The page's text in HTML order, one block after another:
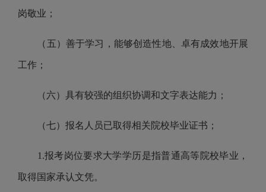
岗敬业；
（五）善于学习，能够创造性地、卓有成效地开展
工作；
（六）具有较强的组织协调和文字表达能力；
（七）报名人员已取得相关院校毕业证书；
1.报考岗位要求大学学历是指普通高等院校毕业，
取得国家承认文凭。